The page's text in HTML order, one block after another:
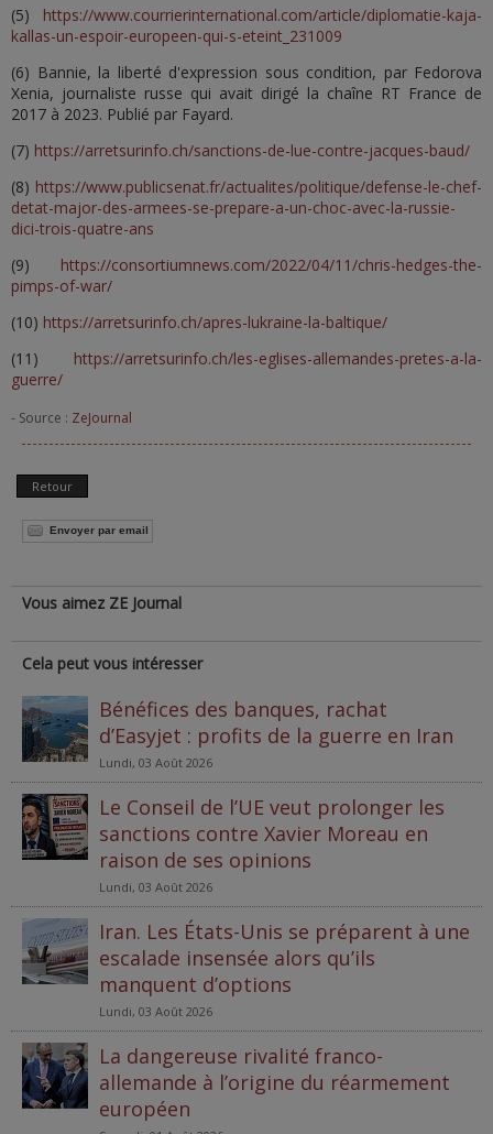
(5) https://www.courrierinternational.com/article/diplomatie-kaja-
kallas-un-espoir-europeen-qui-s-eteint_231009
(6) Bannie, la liberté d'expression sous condition, par Fedorova
Xenia, journaliste russe qui avait dirigé la chaîne RT France de
2017 à 2023. Publié par Fayard.
(7) https://arretsurinfo.ch/sanctions-de-lue-contre-jacques-baud/
(8) https://www.publicsenat.fr/actualites/politique/defense-le-chef-
detat-major-des-armees-se-prepare-a-un-choc-avec-la-russie-
dici-trois-quatre-ans
(9) https://consortiumnews.com/2022/04/11/chris-hedges-the-
pimps-of-war/
(10) https://arretsurinfo.ch/apres-lukraine-la-baltique/
(11) https://arretsurinfo.ch/les-eglises-allemandes-pretes-a-la-
guerre/
- Source : ZeJournal
Retour
Envoyer par email
Vous aimez ZE Journal
Cela peut vous intéresser
Bénéfices des banques, rachat
d’Easyjet : profits de la guerre en Iran
Lundi, 03 Août 2026
Le Conseil de l’UE veut prolonger les
sanctions contre Xavier Moreau en
raison de ses opinions
Lundi, 03 Août 2026
Iran. Les États-Unis se préparent à une
escalade insensée alors qu’ils
manquent d’options
Lundi, 03 Août 2026
La dangereuse rivalité franco-
allemande à l’origine du réarmement
européen